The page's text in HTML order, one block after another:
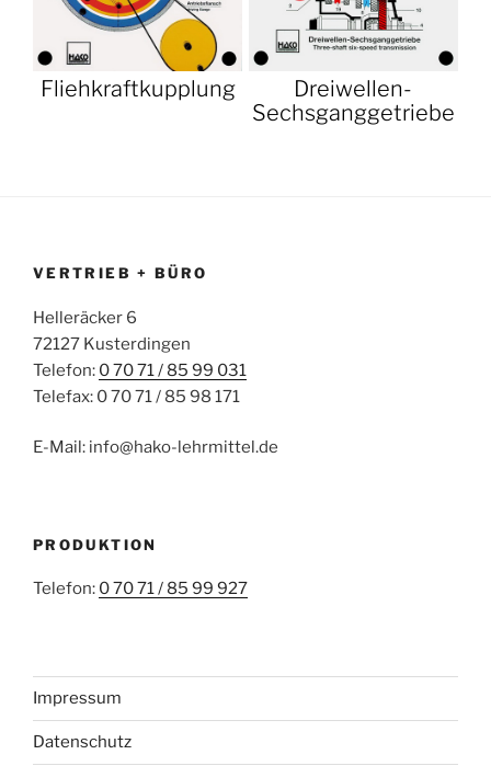
Fliehkraftkupplung
Dreiwellen-
Sechsganggetriebe
VERTRIEB + BÜRO
Helleräcker 6
72127 Kusterdingen
Telefon: 0 70 71 / 85 99 031
Telefax: 0 70 71 / 85 98 171
E-Mail: info@hako-lehrmittel.de
PRODUKTION
Telefon: 0 70 71 / 85 99 927
Impressum
Datenschutz